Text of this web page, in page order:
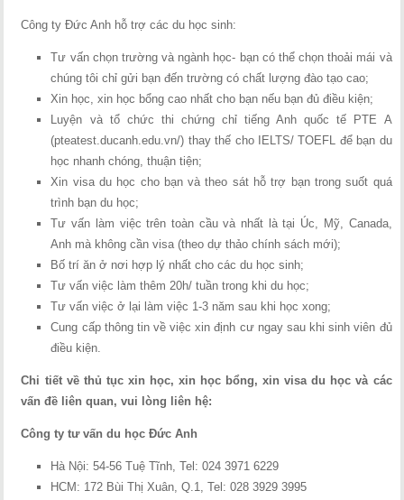
Công ty Đức Anh hỗ trợ các du học sinh:
Tư vấn chọn trường và ngành học- bạn có thể chọn thoải mái và
chúng tôi chỉ gửi bạn đến trường có chất lượng đào tạo cao;
Xin học, xin học bổng cao nhất cho bạn nếu bạn đủ điều kiện;
Luyện và tổ chức thi chứng chỉ tiếng Anh quốc tế PTE A
(pteatest.ducanh.edu.vn/) thay thế cho IELTS/ TOEFL để bạn du
học nhanh chóng, thuận tiện;
Xin visa du học cho bạn và theo sát hỗ trợ bạn trong suốt quá
trình bạn du học;
Tư vấn làm việc trên toàn cầu và nhất là tại Úc, Mỹ, Canada,
Anh mà không cần visa (theo dự thảo chính sách mới);
Bố trí ăn ở nơi hợp lý nhất cho các du học sinh;
Tư vấn việc làm thêm 20h/ tuần trong khi du học;
Tư vấn việc ở lại làm việc 1-3 năm sau khi học xong;
Cung cấp thông tin về việc xin định cư ngay sau khi sinh viên đủ
điều kiện.
Chi tiết về thủ tục xin học, xin học bổng, xin visa du học và các
vấn đề liên quan, vui lòng liên hệ:
Công ty tư vấn du học Đức Anh
Hà Nội: 54-56 Tuệ Tĩnh, Tel: 024 3971 6229
HCM: 172 Bùi Thị Xuân, Q.1, Tel: 028 3929 3995